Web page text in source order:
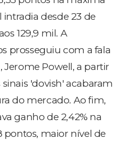
intradia desde 23 de
129,9 mil. A
prosseguiu com a fala
Jerome Powell, a partir
'dovish' acabaram
do mercado. Ao fim,
ganho de 2,42% na
pontos, maior nível de